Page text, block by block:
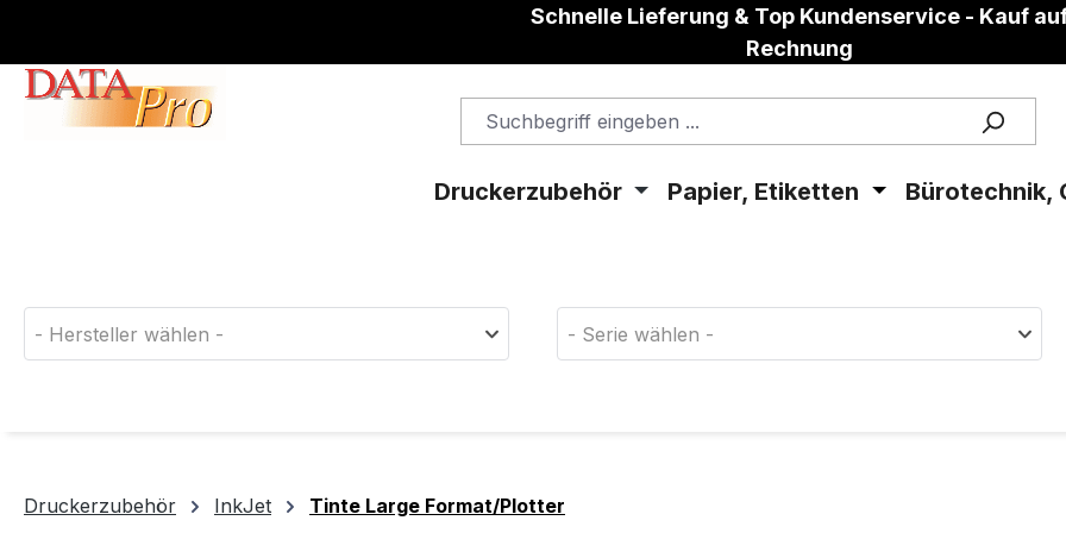
Schnelle Lieferung & Top Kundenservice - Kauf
Rechnung
Druckerzubehör Papier, Etiketten Bürotechnik,
- Hersteller wählen - - Serie wählen -
Druckerzubehör InkJet Tinte Large Format/Plotter